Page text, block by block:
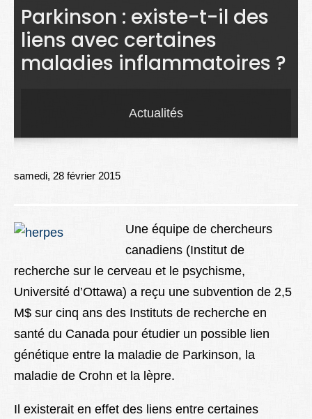
Actualités
Sciences
Maladies
Better Health
Parkinson : existe-t-il des
liens avec certaines
maladies inflammatoires ?
Actualités
samedi, 28 février 2015
Une équipe de chercheurs
canadiens (Institut de
recherche sur le cerveau et le psychisme,
Université d’Ottawa) a reçu une subvention de 2,5
M$ sur cinq ans des Instituts de recherche en
santé du Canada pour étudier un possible lien
génétique entre la maladie de Parkinson, la
maladie de Crohn et la lèpre.
Il existerait en effet des liens entre certaines